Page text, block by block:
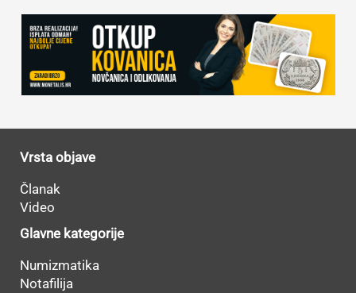
Vrsta objave
Članak
Video
Glavne kategorije
Numizmatika
Notafilija